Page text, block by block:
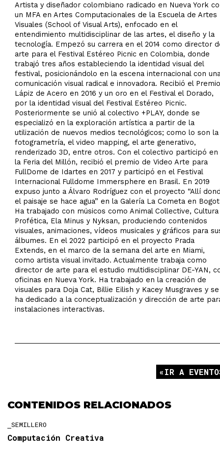
Artista y diseñador colombiano radicado en Nueva York
un MFA en Artes Computacionales de la Escuela de Artes
Visuales (School of Visual Arts), enfocado en el
entendimiento multidisciplinar de las artes, el diseño y la
tecnología. Empezó su carrera en el 2014 como director
arte para el Festival Estéreo Picnic en Colombia, donde
trabajó tres años estableciendo la identidad visual del
festival, posicionándolo en la escena internacional con
comunicación visual radical e innovadora. Recibió el Premio
Lápiz de Acero en 2016 y un oro en el Festival el Dorado,
por la identidad visual del Festival Estéreo Picnic.
Posteriormente se unió al colectivo +PLAY, donde se
especializó en la exploración artística a partir de la
utilización de nuevos medios tecnológicos; como lo son la
fotogrametría, el video mapping, el arte generativo,
renderizado 3D, entre otros. Con el colectivo participó en
la Feria del Millón, recibió el premio de Video Arte para
FullDome de Idartes en 2017 y participó en el Festival
Internacional Fulldome Immersphere en Brasil. En 2019
expuso junto a Álvaro Rodríguez con el proyecto “Allí
el paisaje se hace agua” en la Galería La Cometa en
Ha trabajado con músicos como Animal Collective, Cultura
Profética, Ela Minus y Nyksan, produciendo contenidos
visuales, animaciones, vídeos musicales y gráficos para
álbumes. En el 2022 participó en el proyecto Prada
Extends, en el marco de la semana del arte en Miami,
como artista visual invitado. Actualmente trabaja como
director de arte para el estudio multidisciplinar DE-YAN,
oficinas en Nueva York. Ha trabajado en la creación de
visuales para Doja Cat, Billie Eilish y Kacey Musgraves y se
ha dedicado a la conceptualización y dirección de arte
instalaciones interactivas.
IR A
CONTENIDOS RELACIONADOS
SEMILLERO
Computación Creativa